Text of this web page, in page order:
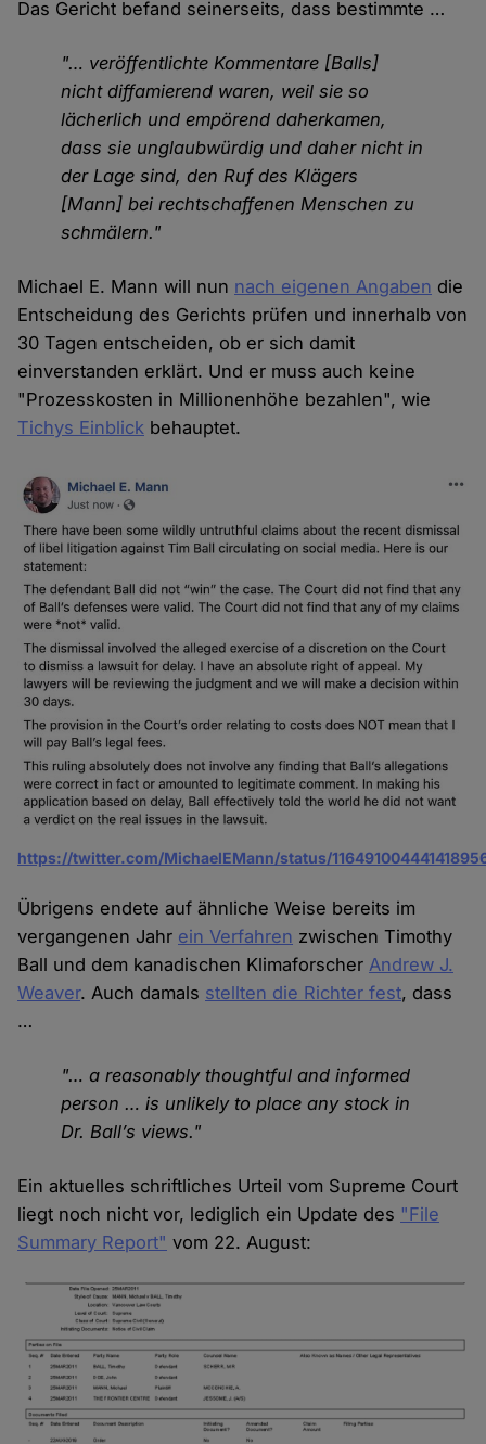
Das Gericht befand seinerseits, dass bestimmte …
"… veröffentlichte Kommentare [Balls]
nicht diffamierend waren, weil sie so
lächerlich und empörend daherkamen,
dass sie unglaubwürdig und daher nicht in
der Lage sind, den Ruf des Klägers
[Mann] bei rechtschaffenen Menschen zu
schmälern."
Michael E. Mann will nun nach eigenen Angaben die
Entscheidung des Gerichts prüfen und innerhalb von
30 Tagen entscheiden, ob er sich damit
einverstanden erklärt. Und er muss auch keine
"Prozesskosten in Millionenhöhe bezahlen", wie
Tichys Einblick behauptet.
https://twitter.com/MichaelEMann/status/
Übrigens endete auf ähnliche Weise bereits im
vergangenen Jahr ein Verfahren zwischen Timothy
Ball und dem kanadischen Klimaforscher Andrew J.
Weaver. Auch damals stellten die Richter fest, dass
…
"… a reasonably thoughtful and informed
person … is unlikely to place any stock in
Dr. Ball’s views."
Ein aktuelles schriftliches Urteil vom Supreme Court
liegt noch nicht vor, lediglich ein Update des "File
Summary Report" vom 22. August: